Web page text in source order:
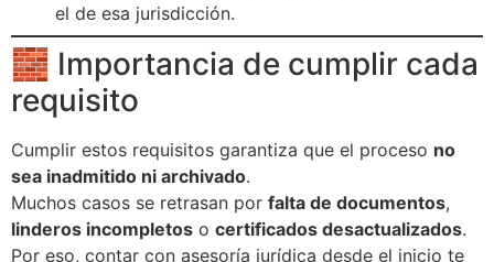
el de esa jurisdicción.
🧱 Importancia de cumplir cada
requisito
Cumplir estos requisitos garantiza que el proceso no
sea inadmitido ni archivado.
Muchos casos se retrasan por falta de documentos,
linderos incompletos o certificados desactualizados.
Por eso, contar con asesoría jurídica desde el inicio te